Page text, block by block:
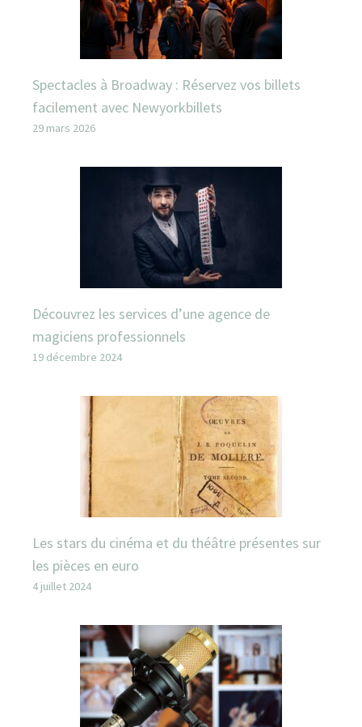
Spectacles à Broadway : Réservez vos billets
facilement avec Newyorkbillets
29 mars 2026
Découvrez les services d’une agence de
magiciens professionnels
19 décembre 2024
Les stars du cinéma et du théâtre présentes sur
les pièces en euro
4 juillet 2024